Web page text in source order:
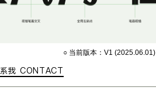
○ 当前版本：V1 (2025.06.01)
我 CONTACT